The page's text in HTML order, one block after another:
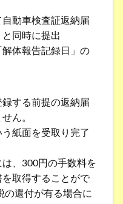
動車検査証返納届
同時に提出
体報告記録日」の
する前提の返納届
ん。
紙面を受取り完了
、300円の手数料を
取得することがで
の還付が有る場合に